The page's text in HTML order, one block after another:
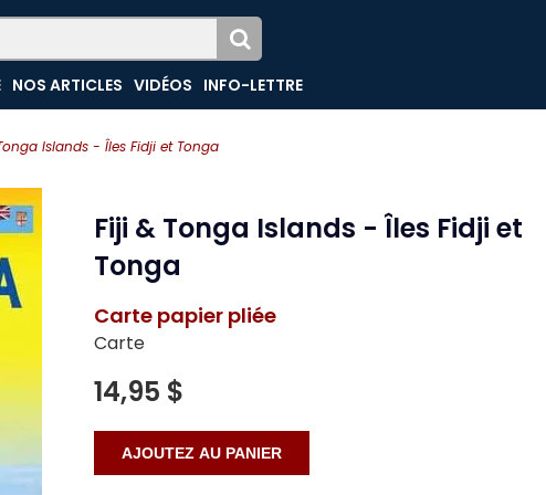
Islands - Îles Fidji et Tonga
NOS ARTICLES VIDÉOS INFO-LETTRE
Fiji & Tonga Islands - Îles Fidji et
Tonga
Carte papier pliée
Carte
14,95 $